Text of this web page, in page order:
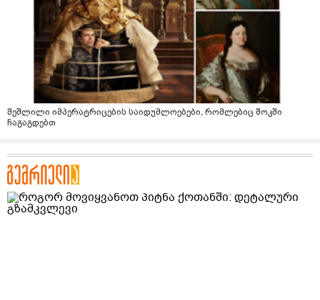
შეშლილი იმპერატრიცების საიდუმლოებები, რომლებიც შოკში
ჩაგაგდებთ